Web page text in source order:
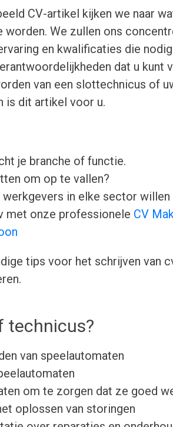
CV-artikel kijken we naar
We zullen ons
en kwalificaties die
dat u kunt
van een slottechnicus of
is dit artikel voor u.
je branche of functie.
om op te vallen?
in elke sector willen
met onze professionele CV
tips voor het schrijven van
technicus?
van speelautomaten
om te zorgen dat ze goed
oplossen van storingen